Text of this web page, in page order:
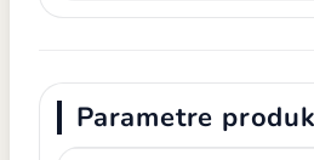
Parametre